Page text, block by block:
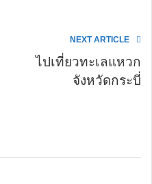
NEXT ARTICLE
ไปเที่ยวทะเลแหวก
จังหวัดกระบี่